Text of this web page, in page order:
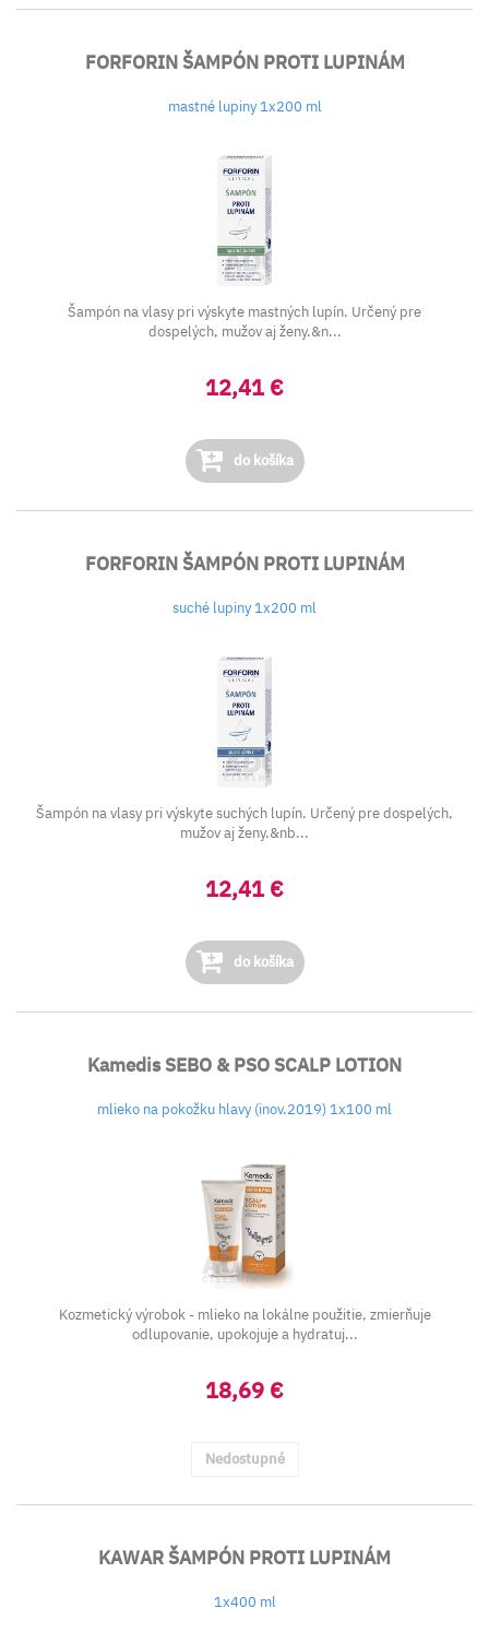
FORFORIN ŠAMPÓN PROTI LUPINÁM
mastné lupiny 1x200 ml
Šampón na vlasy pri výskyte mastných lupín. Určený pre
dospelých, mužov aj ženy.&n...
12,41 €
do košíka
FORFORIN ŠAMPÓN PROTI LUPINÁM
suché lupiny 1x200 ml
Šampón na vlasy pri výskyte suchých lupín. Určený pre dospelých,
mužov aj ženy.&nb...
12,41 €
do košíka
Kamedis SEBO & PSO SCALP LOTION
mlieko na pokožku hlavy (inov.2019) 1x100 ml
Kozmetický výrobok - mlieko na lokálne použitie, zmierňuje
odlupovanie, upokojuje a hydratuj...
18,69 €
Nedostupné
KAWAR ŠAMPÓN PROTI LUPINÁM
1x400 ml